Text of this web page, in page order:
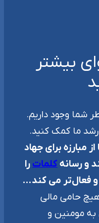
بیشتر
شما وجود داریم.
ما کمک کنید.
مبارزه برای جهاد
و رسانه کلماترا
و فعال‌تر می کند…
حامی مالی
مومنین و